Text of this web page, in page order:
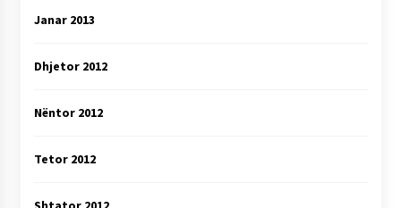
Janar 2013
Dhjetor 2012
Nëntor 2012
Tetor 2012